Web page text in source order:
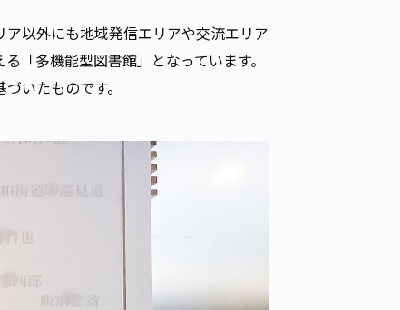
以外にも地域発信エリアや交流エリア
「多機能型図書館」となっています。
いたものです。